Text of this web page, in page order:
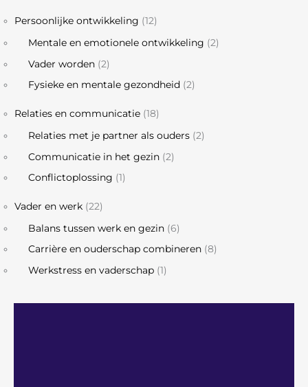
Persoonlijke ontwikkeling (12)
Mentale en emotionele ontwikkeling (2)
Vader worden (2)
Fysieke en mentale gezondheid (2)
Relaties en communicatie (18)
Relaties met je partner als ouders (2)
Communicatie in het gezin (2)
Conflictoplossing (1)
Vader en werk (22)
Balans tussen werk en gezin (6)
Carrière en ouderschap combineren (8)
Werkstress en vaderschap (1)